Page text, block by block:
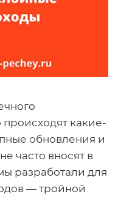
происходят какие-
обновления и
часто вносят в
разработали для
— тройной